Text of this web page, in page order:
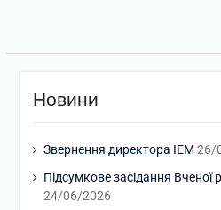
Новини
Звернення директора ІЕМ 26/
Підсумкове засідання
24/06/2026